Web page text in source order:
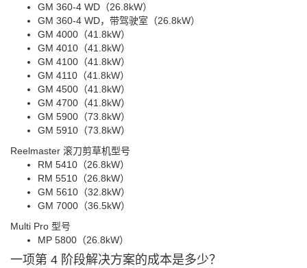
GM 360-4 WD（26.8kW）
GM 360-4 WD，带驾驶室（26.8kW）
GM 4000（41.8kW）
GM 4010（41.8kW）
GM 4100（41.8kW）
GM 4110（41.8kW）
GM 4500（41.8kW）
GM 4700（41.8kW）
GM 5900（73.8kW）
GM 5910（73.8kW）
Reelmaster 滚刀剪草机型号
RM 5410（26.8kW）
RM 5510（26.8kW）
GM 5610（32.8kW）
GM 7000（36.5kW）
Multi Pro 型号
MP 5800（26.8kW）
一项第 4 阶段解决方案的成本是多少？